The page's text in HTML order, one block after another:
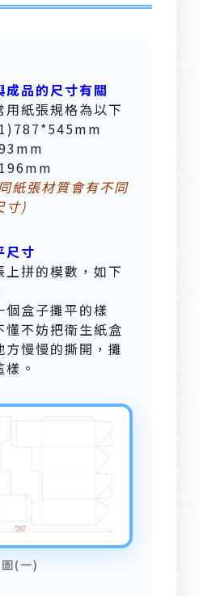
成品的尺寸有關
用紙張規格為以下
紙張材質會有不同
寸)
尺寸
上拼的模數，如下
個盒子攤平的樣
懂不妨把衛生紙盒
方慢慢的撕開，攤
。
圖(一)